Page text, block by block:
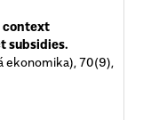
context
subsidies.
ekonomika),70(9),